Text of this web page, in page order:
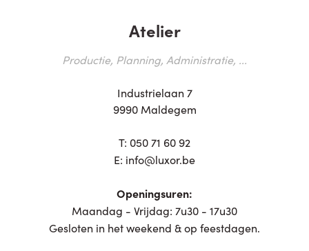
Atelier
Productie, Planning, Administratie, ...
Industrielaan 7
9990 Maldegem
T: 050 71 60 92
E: info@luxor.be
Openingsuren:
Maandag - Vrijdag: 7u30 - 17u30
Gesloten in het weekend & op feestdagen.